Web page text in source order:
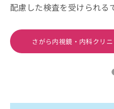
配慮した検査を受けられる
さがら内視鏡・内科クリ